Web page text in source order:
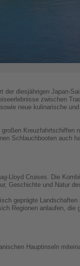
der diesjährigen Japan-
zwischen
neue kulinarische
Kreuzfahrtschiffen
Schlauchbooten auch
Lloyd Cruises. Die
Geschichte und Natur
geprägte Landschaften
Regionen anlaufen, die
Hauptinseln